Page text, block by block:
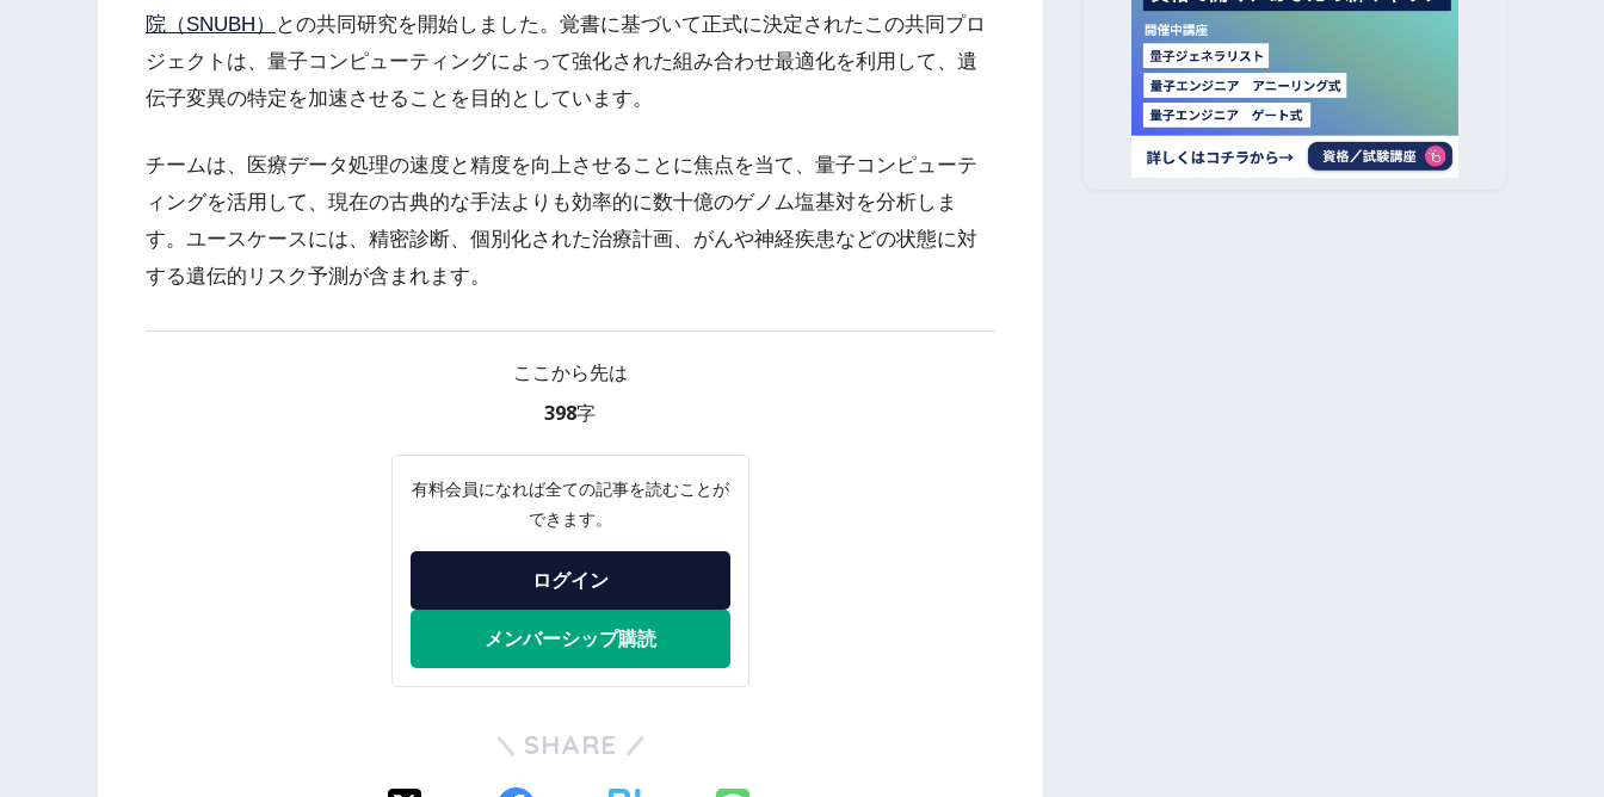
院（SNUBH）
との共同研究を開始しました。覚書に基づいて正式に決定されたこの共同プロ
ジェクトは、量子コンピューティングによって強化された組み合わせ最適化を利用して、遺
伝子変異の特定を加速させることを目的としています。
チームは、医療データ処理の速度と精度を向上させることに焦点を当て、量子コンピューテ
ィングを活用して、現在の古典的な手法よりも効率的に数十億のゲノム塩基対を分析しま
す。ユースケースには、精密診断、個別化された治療計画、がんや神経疾患などの状態に対
する遺伝的リスク予測が含まれます。
ここから先は
398字
有料会員になれば全ての記事を読むことが
できます。
ログイン
メンバーシップ購読
SHARE